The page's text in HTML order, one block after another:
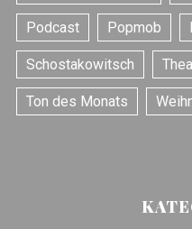
Podcast Popmob
Schostakowitsch
Ton des Monats